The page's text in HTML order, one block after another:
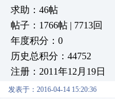
求助：46帖
帖子：1766帖 | 7713回
年度积分：0
历史总积分：44752
注册：2011年12月19日
发表于：2016-04-14 15:20:36